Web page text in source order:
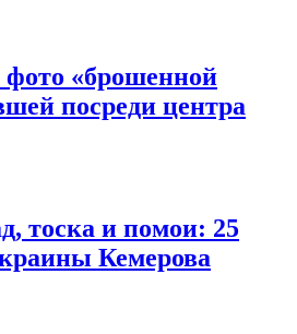
«брошенной
посреди центра
тоска и помои: 25
Кемерова